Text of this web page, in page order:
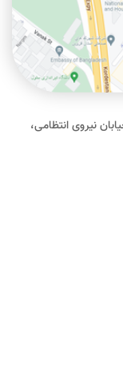
نیروی انتظامی،